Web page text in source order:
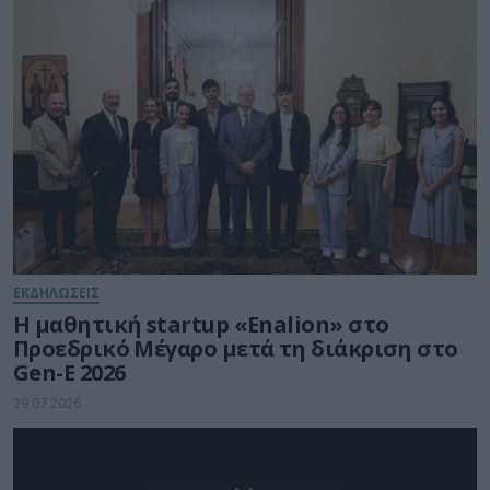
ΕΚΔΗΛΩΣΕΙΣ
Η μαθητική startup «Enalion» στο
Προεδρικό Μέγαρο μετά τη διάκριση στο
Gen-E 2026
29.07.2026